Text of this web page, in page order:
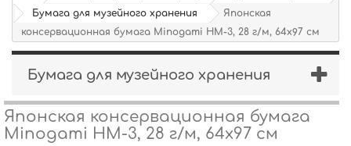
Бумага для музейного хранения
Японская
консервационная бумага Minogami HM-3, 28 г/м, 64х97 см
Бумага для музейного хранения
Японская консервационная бумага
Minogami HM-3, 28 г/м, 64х97 см